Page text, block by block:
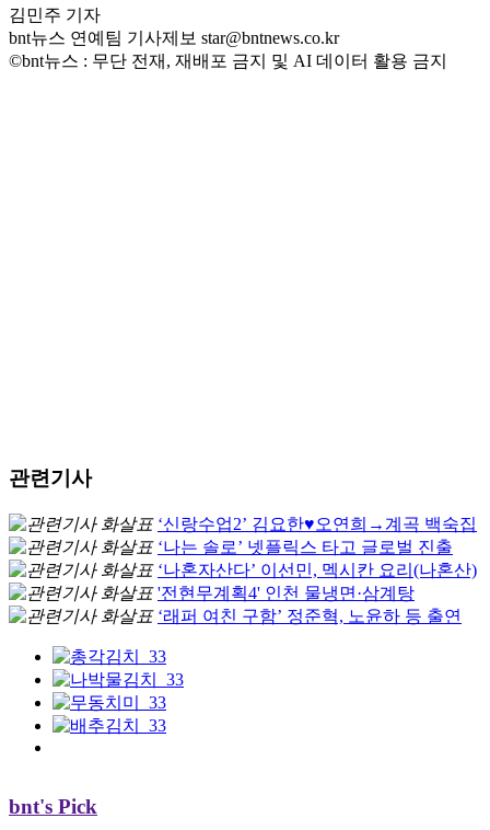
김민주 기자
bnt뉴스 연예팀 기사제보 star@bntnews.co.kr
©bnt뉴스 : 무단 전재, 재배포 금지 및 AI 데이터 활용 금지
관련기사
‘신랑수업2’ 김요한♥오연희→계곡 백숙집
‘나는 솔로’ 넷플릭스 타고 글로벌 진출
‘나혼자산다’ 이선민, 멕시칸 요리(나혼산)
'전현무계획4' 인천 물냉면·삼계탕
‘래퍼 여친 구함’ 정준혁, 노윤하 등 출연
bnt's Pick